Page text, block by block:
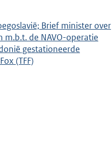
Brief minister over
m.b.t. de NAVO-operatie
gestationeerde
(TFF)